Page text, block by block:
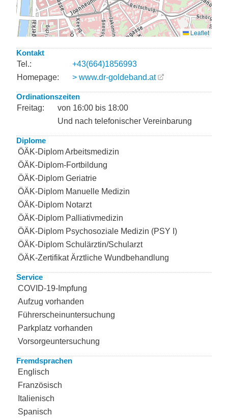
Kontakt
Tel.:
+43(664)1856993
Homepage:
> www.dr-goldeband.at
Ordinationszeiten
Freitag:
von 16:00 bis 18:00
Und nach telefonischer Vereinbarung
Diplome
ÖÄK-Diplom Arbeitsmedizin
ÖÄK-Diplom-Fortbildung
ÖÄK-Diplom Geriatrie
ÖÄK-Diplom Manuelle Medizin
ÖÄK-Diplom Notarzt
ÖÄK-Diplom Palliativmedizin
ÖÄK-Diplom Psychosoziale Medizin (PSY I)
ÖÄK-Diplom Schulärztin/Schularzt
ÖÄK-Zertifikat Ärztliche Wundbehandlung
Service
COVID-19-Impfung
Aufzug vorhanden
Führerscheinuntersuchung
Parkplatz vorhanden
Vorsorgeuntersuchung
Fremdsprachen
Englisch
Französisch
Italienisch
Spanisch